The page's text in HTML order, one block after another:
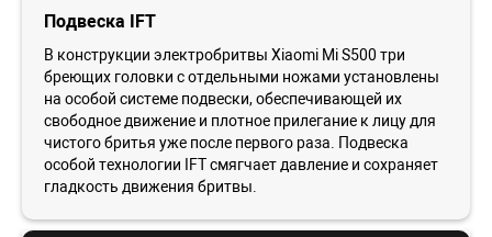
Подвеска IFT
В конструкции электробритвы Xiaomi Mi S500 три
бреющих головки с отдельными ножами установлены
на особой системе подвески, обеспечивающей их
свободное движение и плотное прилегание к лицу для
чистого бритья уже после первого раза. Подвеска
особой технологии IFT смягчает давление и сохраняет
гладкость движения бритвы.